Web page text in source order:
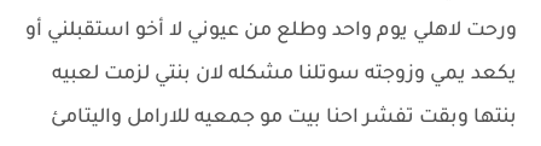
ورحت لاهلي يوم واحد وطلع من عيوني لا أخو استقبلني أو
يكعد يمي وزوجته سوتلنا مشكله لان بنتي لزمت لعبيه
بنتها وبقت تفشر احنا بيت مو جمعيه للارامل واليتامئ